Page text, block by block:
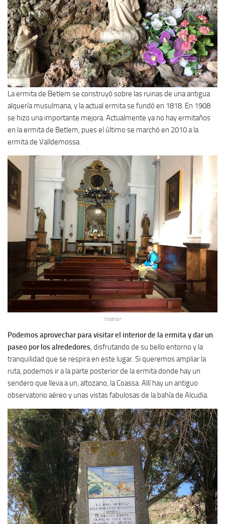
La ermita de Betlem se construyó sobre las ruinas de una antigua
alquería musulmana, y la actual ermita se fundó en 1818. En 1908
se hizo una importante mejora. Actualmente ya no hay ermitaños
en la ermita de Betlem, pues el último se marchó en 2010 a la
ermita de Valldemossa.
Interior
Podemos aprovechar para visitar el interior de la ermita y dar un
paseo por los alrededores , disfrutando de su bello entorno y la
tranquilidad que se respira en este lugar. Si queremos ampliar la
ruta, podemos ir a la parte posterior de la ermita donde hay un
sendero que lleva a un, altozano, la Coassa. Allí hay un antiguo
observatorio aéreo y unas vistas fabulosas de la bahía de Alcudia.